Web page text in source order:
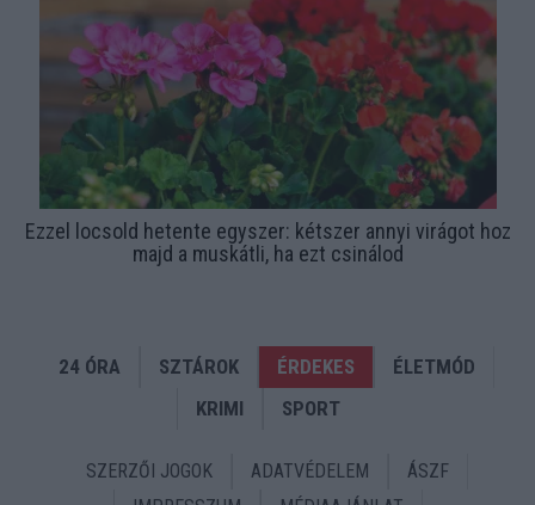
Ezzel locsold hetente egyszer: kétszer annyi virágot hoz
majd a muskátli, ha ezt csinálod
24 ÓRA SZTÁROK ÉRDEKES
ÉLETMÓD
KRIMI
SPORT
SZERZŐI JOGOK ADATVÉDELEM
ÁSZF